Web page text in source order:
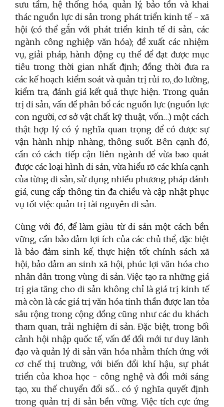
sưu tầm, hệ thống hóa, quản lý, bảo tồn và khai
thác nguồn lực di sản trong phát triển kinh tế - xã
hội (có thể gắn với phát triển kinh tế di sản, các
ngành công nghiệp văn hóa); đề xuất các nhiệm
vụ, giải pháp, hành động cụ thể để đạt được mục
tiêu trong thời gian nhất định; đồng thời đưa ra
các kế hoạch kiểm soát và quản trị rủi ro, đo lường,
kiểm tra, đánh giá kết quả thực hiện. Trong quản
trị di sản, vấn đề phân bổ các nguồn lực (nguồn lực
con người, cơ sở vật chất kỹ thuật, vốn…) một cách
thật hợp lý có ý nghĩa quan trọng để có được sự
vận hành nhịp nhàng, thông suốt. Bên cạnh đó,
cần có cách tiếp cận liên ngành để vừa bao quát
được các loại hình di sản, vừa hiểu rõ các khía cạnh
của từng di sản, sử dụng nhiều phương pháp đánh
giá, cung cấp thông tin đa chiều và cập nhật phục
vụ tốt việc quản trị tài nguyên di sản.
Cùng với đó, để làm giàu từ di sản một cách bền
vững, cần bảo đảm lợi ích của các chủ thể, đặc biệt
là bảo đảm sinh kế, thực hiện tốt chính sách xã
hội, bảo đảm an sinh xã hội, phúc lợi văn hóa cho
nhân dân trong vùng di sản. Việc tạo ra những giá
trị gia tăng cho di sản không chỉ là giá trị kinh tế
mà còn là các giá trị văn hóa tinh thần được lan tỏa
sâu rộng trong cộng đồng cũng như các du khách
tham quan, trải nghiệm di sản. Đặc biệt, trong bối
cảnh hội nhập quốc tế, vấn đề đổi mới tư duy lãnh
đạo và quản lý di sản văn hóa nhằm thích ứng với
cơ chế thị trường, với biến đổi khí hậu, sự phát
triển của khoa học - công nghệ và đổi mới sáng
tạo, xu thế chuyển đổi số… có ý nghĩa quyết định
trong quản trị di sản bền vững. Việc tích cực ứng